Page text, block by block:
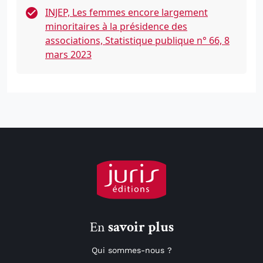
INJEP, Les femmes encore largement
minoritaires à la présidence des
associations, Statistique publique n° 66, 8
mars 2023
Ensavoir plus
Qui sommes-nous ?